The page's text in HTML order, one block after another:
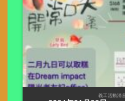
義工活動消